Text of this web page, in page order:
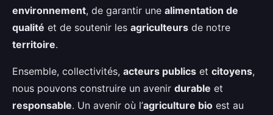
environnement, de garantir une alimentation de
qualité et de soutenir les agriculteurs de notre
territoire.
Ensemble, collectivités, acteurs publics et citoyens,
nous pouvons construire un avenir durable et
responsable. Un avenir où l’agriculture bio est au